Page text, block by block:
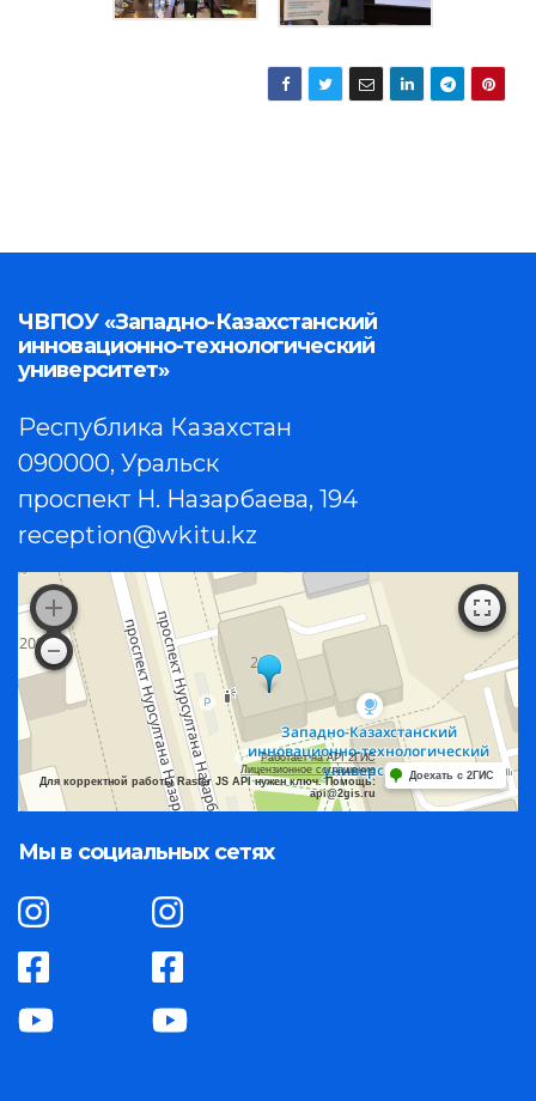
ЧВПОУ «Западно-Казахстанский
инновационно-технологический
университет»
Республика Казахстан
090000, Уральск
проспект Н. Назарбаева, 194
reception@wkitu.kz
Работает на API 2ГИС
Лицензионное соглашение
Для корректной работы Raster JS API нужен ключ. Помощь:
api@2gis.ru
Доехать с 2ГИС
Мы в социальных сетях